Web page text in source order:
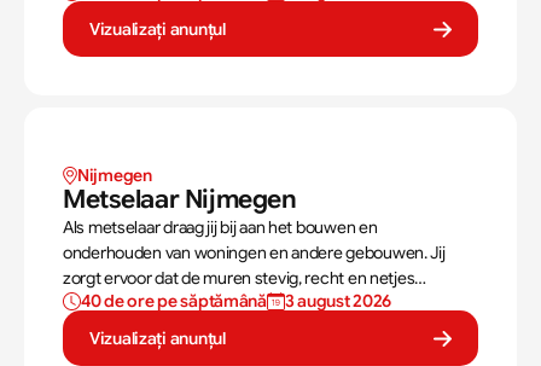
zoals regen, sneeuw en wind.
Vizualizați anunțul
Nijmegen
Metselaar Nijmegen
Als metselaar draag jij bij aan het bouwen en
onderhouden van woningen en andere gebouwen. Jij
zorgt ervoor dat de muren stevig, recht en netjes
opgebouwd worden. Aan de hand van een bouwtekening
weet jij precies hoe een muur gebouwd moet worden. Als
metselaar kan je alleen werken of in een team je steentje
40 de ore pe săptămână
3 august 2026
Vizualizați anunțul